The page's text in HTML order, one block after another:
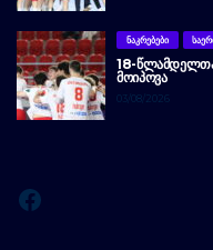
ᲜᲐᲙᲠᲔᲑᲔᲑᲘ
18-ᲬᲚᲐᲛᲓᲔᲚᲗᲐ
ᲛᲝᲘᲞᲝᲕᲐ
03/08/2026
Facebook